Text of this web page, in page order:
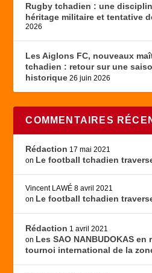
Rugby tchadien : une
héritage militaire et tentative
2026
Les Aiglons FC, nouveaux
tchadien : retour sur une
historique 26 juin 2026
COMMENTAIRES
Rédaction 17 mai 2021
on Le football tchadien
Vincent LAWÉ 8 avril 2021
on Le football tchadien
Rédaction 1 avril 2021
on Les SAO NANBUDOKAS
tournoi international de la